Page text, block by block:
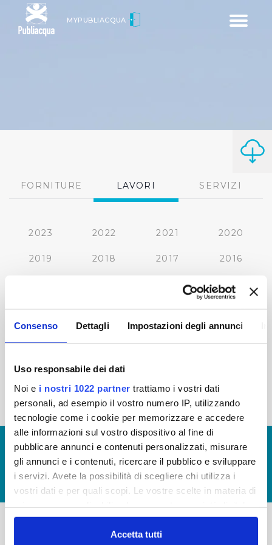
Consenso Dettagli Impostazioni degli annunci
Uso responsabile dei dati
Noi e i nostri 1022 partner trattiamo i vostri dati
personali, ad esempio il vostro numero IP, utilizzando
tecnologie come i cookie per memorizzare e accedere
alle informazioni sul vostro dispositivo al fine di
pubblicare annunci e contenuti personalizzati, misurare
gli annunci e i contenuti, ricercare il pubblico e sviluppare
i servizi. Avete la possibilità di scegliere chi utilizza i
vostri dati e per quali scopi. Le vostre scelte in materia di
in cui avete effettuato le vostre scelte. È possibile
modificare o revocare il proprio consenso in qualsiasi
Accetta tutti
Toggle
MYPUBLIACQUA
FORNITURE LAVORI SERVIZI
2023 2022 2021 2020
2019 2018 2017 2016
2012
2011 2010 2009 2008
« prima ‹ precedente 2 3
© Copyright 2017 - 2026
GLOSSARIO
GIUDICA IL SERVIZIO
LAVORA CON NOI